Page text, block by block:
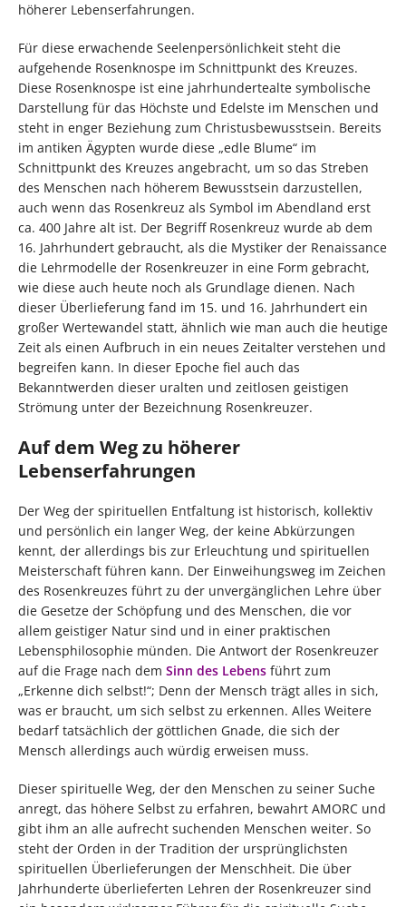
höherer Lebenserfahrungen.
Für diese erwachende Seelenpersönlichkeit steht die
aufgehende Rosenknospe im Schnittpunkt des Kreuzes.
Diese Rosenknospe ist eine jahrhundertealte symbolische
Darstellung für das Höchste und Edelste im Menschen und
steht in enger Beziehung zum Christusbewusstsein. Bereits
im antiken Ägypten wurde diese „edle Blume“ im
Schnittpunkt des Kreuzes angebracht, um so das Streben
des Menschen nach höherem Bewusstsein darzustellen,
auch wenn das Rosenkreuz als Symbol im Abendland erst
ca. 400 Jahre alt ist. Der Begriff Rosenkreuz wurde ab dem
16. Jahrhundert gebraucht, als die Mystiker der Renaissance
die Lehrmodelle der Rosenkreuzer in eine Form gebracht,
wie diese auch heute noch als Grundlage dienen. Nach
dieser Überlieferung fand im 15. und 16. Jahrhundert ein
großer Wertewandel statt, ähnlich wie man auch die heutige
Zeit als einen Aufbruch in ein neues Zeitalter verstehen und
begreifen kann. In dieser Epoche fiel auch das
Bekanntwerden dieser uralten und zeitlosen geistigen
Strömung unter der Bezeichnung Rosenkreuzer.
Auf dem Weg zu höherer
Lebenserfahrungen
Der Weg der spirituellen Entfaltung ist historisch, kollektiv
und persönlich ein langer Weg, der keine Abkürzungen
kennt, der allerdings bis zur Erleuchtung und spirituellen
Meisterschaft führen kann. Der Einweihungsweg im Zeichen
des Rosenkreuzes führt zu der unvergänglichen Lehre über
die Gesetze der Schöpfung und des Menschen, die vor
allem geistiger Natur sind und in einer praktischen
Lebensphilosophie münden. Die Antwort der Rosenkreuzer
auf die Frage nach dem Sinn des Lebens führt zum
„Erkenne dich selbst!“; Denn der Mensch trägt alles in sich,
was er braucht, um sich selbst zu erkennen. Alles Weitere
bedarf tatsächlich der göttlichen Gnade, die sich der
Mensch allerdings auch würdig erweisen muss.
Dieser spirituelle Weg, der den Menschen zu seiner Suche
anregt, das höhere Selbst zu erfahren, bewahrt AMORC und
gibt ihm an alle aufrecht suchenden Menschen weiter. So
steht der Orden in der Tradition der ursprünglichsten
spirituellen Überlieferungen der Menschheit. Die über
Jahrhunderte überlieferten Lehren der Rosenkreuzer sind